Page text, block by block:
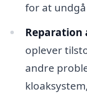
for at
Reparation
oplever
andre